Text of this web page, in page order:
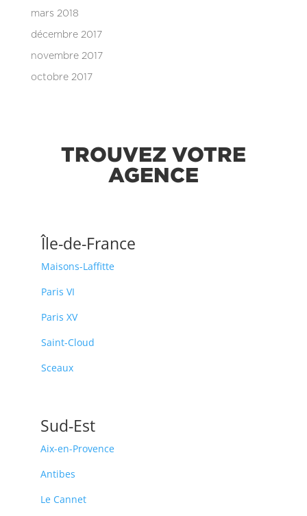
mars 2018
décembre 2017
novembre 2017
octobre 2017
TROUVEZ VOTRE
AGENCE
Île-de-France
Maisons-Laffitte
Paris VI
Paris XV
Saint-Cloud
Sceaux
Sud-Est
Aix-en-Provence
Antibes
Le Cannet